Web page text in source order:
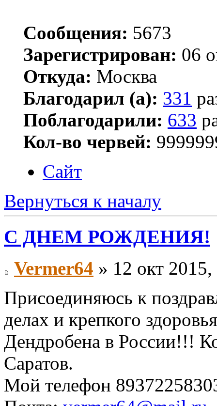
Сообщения: 5673
Зарегистрирован: 06
Откуда: Москва
Благодарил (а): 331
Поблагодарили: 633
Кол-во червей:
Сайт
Вернуться к началу
С ДНЕМ РОЖДЕНИЯ!
Vermer64 » 12 окт
Присоединяюсь к
делах и крепкого
Дендробена в России!!!
Саратов.
Мой телефон